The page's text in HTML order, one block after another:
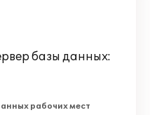
базы данных:
рабочих мест